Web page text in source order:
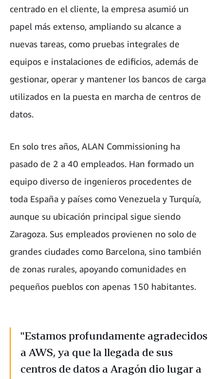
centrado en el cliente, la empresa asumió un
papel más extenso, ampliando su alcance a
nuevas tareas, como pruebas integrales de
equipos e instalaciones de edificios, además de
gestionar, operar y mantener los bancos de carga
utilizados en la puesta en marcha de centros de
datos.
En solo tres años, ALAN Commissioning ha
pasado de 2 a 40 empleados. Han formado un
equipo diverso de ingenieros procedentes de
toda España y países como Venezuela y Turquía,
aunque su ubicación principal sigue siendo
Zaragoza. Sus empleados provienen no solo de
grandes ciudades como Barcelona, sino también
de zonas rurales, apoyando comunidades en
pequeños pueblos con apenas 150 habitantes.
"Estamos profundamente agradecidos
a AWS, ya que la llegada de sus
centros de datos a Aragón dio lugar a